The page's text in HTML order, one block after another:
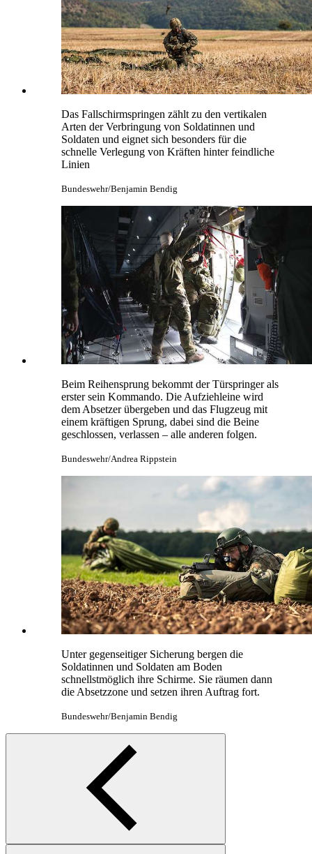
Das Fallschirmspringen zählt zu den vertikalen
Arten der Verbringung von Soldatinnen und
Soldaten und eignet sich besonders für die
schnelle Verlegung von Kräften hinter feindliche
Linien
Bundeswehr/Benjamin Bendig
Beim Reihensprung bekommt der Türspringer als
erster sein Kommando. Die Aufziehleine wird
dem Absetzer übergeben und das Flugzeug mit
einem kräftigen Sprung, dabei sind die Beine
geschlossen, verlassen – alle anderen folgen.
Bundeswehr/Andrea Rippstein
Unter gegenseitiger Sicherung bergen die
Soldatinnen und Soldaten am Boden
schnellstmöglich ihre Schirme. Sie räumen dann
die Absetzzone und setzen ihren Auftrag fort.
Bundeswehr/Benjamin Bendig